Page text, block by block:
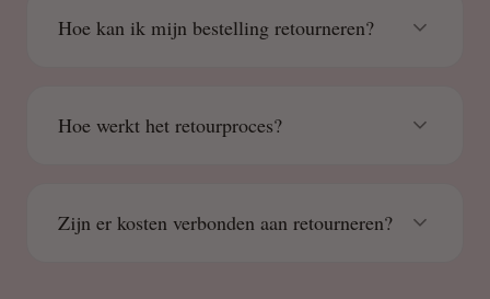
Hoe kan ik mijn bestelling retourneren?
Hoe werkt het retourproces?
Zijn er kosten verbonden aan retourneren?